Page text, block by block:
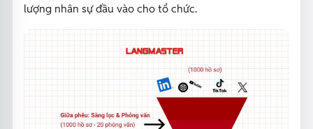
lượng nhân sự đầu vào cho tổ chức.